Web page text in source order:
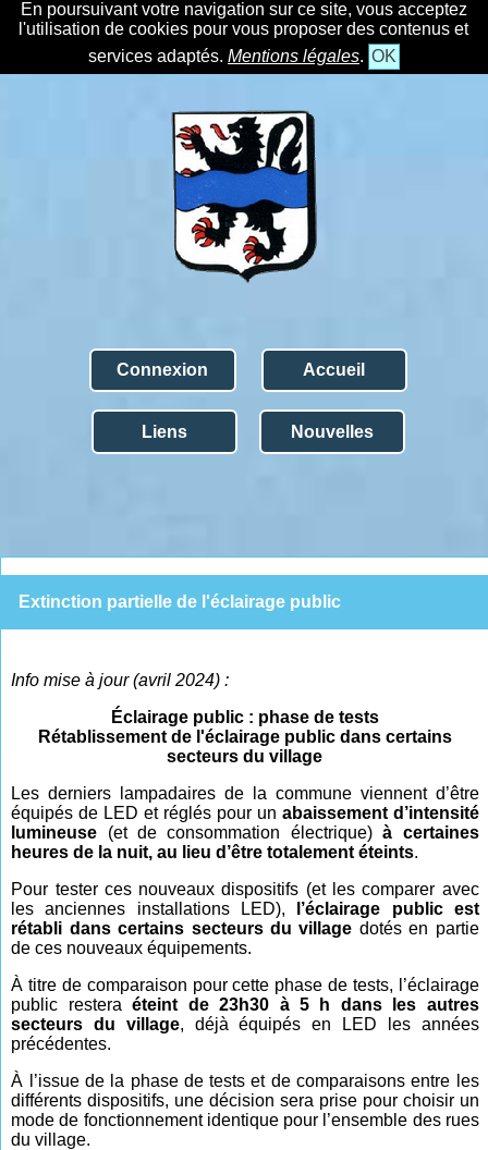
En poursuivant votre navigation sur ce site, vous acceptez
l'utilisation de cookies pour vous proposer des contenus et
services adaptés. Mentions légales. OK
Connexion Accueil
Liens Nouvelles
Extinction partielle de l'éclairage public
Info mise à jour (avril 2024) :
Éclairage public : phase de tests
Rétablissement de l'éclairage public dans certains
secteurs du village
Les derniers lampadaires de la commune viennent d’être
équipés de LED et réglés pour un abaissement d’intensité
lumineuse (et de consommation électrique)à certaines
heures de la nuit, au lieu d’être totalement éteints.
Pour tester ces nouveaux dispositifs (et les comparer avec
les anciennes installations LED),
l’éclairage public est
rétabli dans certains secteurs du village dotés en partie
de ces nouveaux équipements.
À titre de comparaison pour cette phase de tests, l’éclairage
public resteraéteint de 23h30 à 5 h dans les autres
secteurs du village, déjà équipés en LED les années
précédentes.
À l’issue de la phase de tests et de comparaisons entre les
différents dispositifs, une décision sera prise pour choisir un
mode de fonctionnement identique pour l’ensemble des rues
du village.